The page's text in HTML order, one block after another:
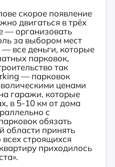
скорое появление
двигаться в трёх
— организовать
за выбором мест
все деньги, которые
парковок,
так
— парковок
ценами
гаражи, которые
в 5-10 км от дома
с
обязать
области принять
строящихся
приходилось